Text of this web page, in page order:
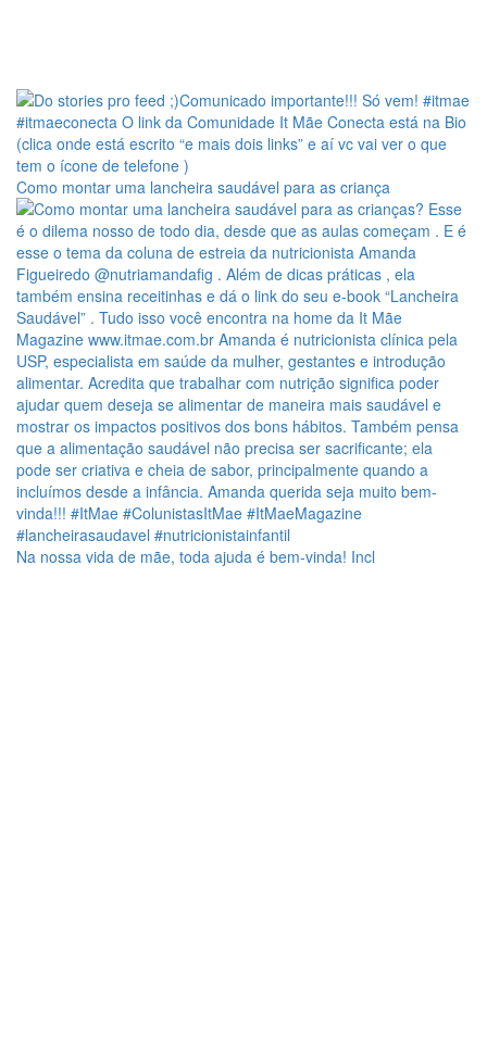
Como montar uma lancheira saudável para as criança
Na nossa vida de mãe, toda ajuda é bem-vinda! Incl